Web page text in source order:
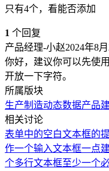
只有4个，看能否添加
1 个回复
产品经理-小赵2024年8月
你好，建议你可以先使
开放一下字符。
所属版块
生产制造动态数据产品
相关讨论
表单中的空白文本框的
作一个输入文本框一点
个多行文本框至少一个